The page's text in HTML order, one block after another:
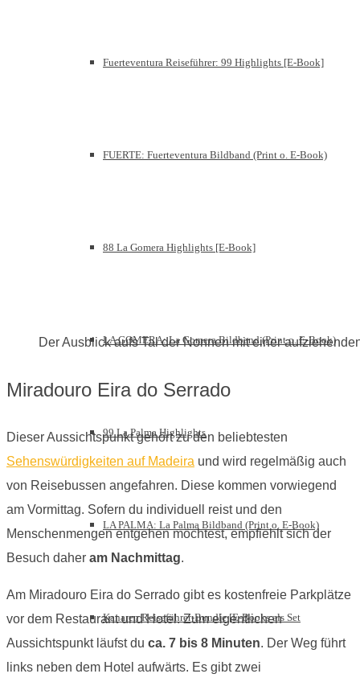
Fuerteventura Reiseführer: 99 Highlights [E-Book]
FUERTE: Fuerteventura Bildband (Print o. E-Book)
88 La Gomera Highlights [E-Book]
LA GOMERA: La Gomera Bildband (Print o. E-Book)
99 La Palma Highlights
LA PALMA: La Palma Bildband (Print o. E-Book)
Kanaren Reiseführer-Bundle [E-Books als Set
Der Ausblick aufs Tal der Nonnen mit einer
Miradouro Eira do Serrado
Dieser Aussichtspunkt gehört zu den beliebtesten
Sehenswürdigkeiten auf Madeira und wird regelmäßig auch
von Reisebussen angefahren. Diese kommen vorwiegend
am Vormittag. Sofern du individuell reist und den
Menschenmengen entgehen möchtest, empfiehlt sich der
Besuch daher am Nachmittag.
Am Miradouro Eira do Serrado gibt es kostenfreie Parkplätze
vor dem Restaurant und Hotel. Zum eigentlichen
Aussichtspunkt läufst du ca. 7 bis 8 Minuten. Der Weg führt
links neben dem Hotel aufwärts. Es gibt zwei